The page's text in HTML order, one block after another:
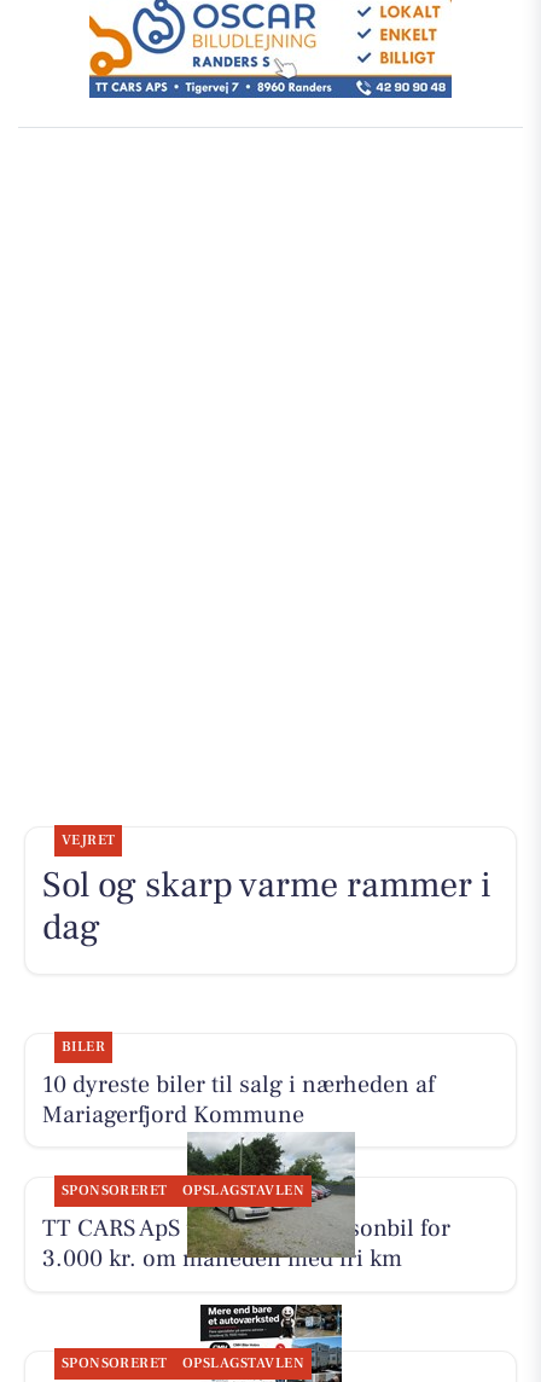
VEJRET
Sol og skarp varme rammer i
dag
BILER
10 dyreste biler til salg i nærheden af
Mariagerfjord Kommune
SPONSORERET OPSLAGSTAVLEN
TT CARS ApS udlejer lille personbil for
3.000 kr. om måneden med fri km
SPONSORERET OPSLAGSTAVLEN